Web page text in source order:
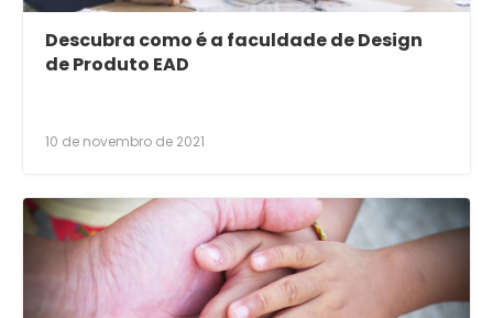
Descubra como é a faculdade de Design
de Produto EAD
10 de novembro de 2021